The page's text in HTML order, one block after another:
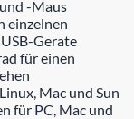
-Maus
einzelnen
Gerate
für einen
Mac und Sun
für PC, Mac und